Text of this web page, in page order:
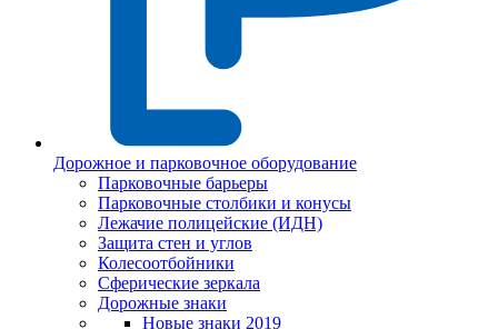
Дорожное и парковочное оборудование
Парковочные барьеры
Парковочные столбики и конусы
Лежачие полицейские (ИДН)
Защита стен и углов
Колесоотбойники
Сферические зеркала
Дорожные знаки
Новые знаки 2019